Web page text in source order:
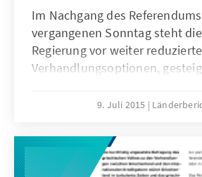
Im Nachgang des
vergangenen Sonntag steht
Regierung vor weiter
Verhandlungsoptionen,
einem klar umrissenen
9. Juli 2015